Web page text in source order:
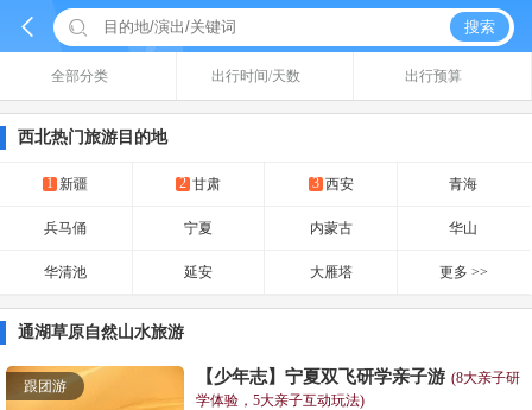
  搜索
全部分类 出行时间/天数 出行预算
西北热门旅游目的地
1 新疆 2 甘肃 3 西安 青海
兵马俑 宁夏 内蒙古 华山
华清池 延安 大雁塔 更多 >>
通湖草原自然山水旅游
跟团游 【少年志】宁夏双飞研学亲子游 (8大亲子研
学体验，5大亲子互动玩法)